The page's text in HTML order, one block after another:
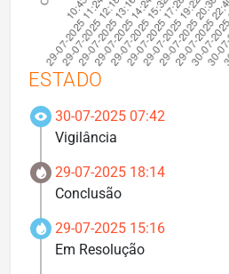
ESTADO
30-07-2025 07:42
Vigilância
29-07-2025 18:14
Conclusão
29-07-2025 15:16
Em Resolução